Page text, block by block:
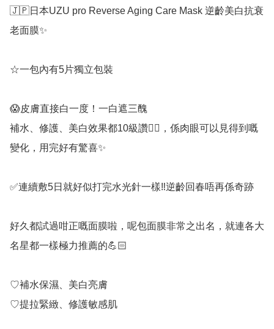
🇯🇵日本UZU pro Reverse Aging Care Mask 逆齡美白抗衰
老面膜✨
☆一包內有5片獨立包裝
😱皮膚直接白一度！一白遮三醜
補水、修護、美白效果都10級讚👍🏻，係肉眼可以見得到嘅
變化，用完好有驚喜✨
✅連續敷5日就好似打完水光針一樣‼️逆齡回春唔再係奇跡
好久都試過咁正嘅面膜啦，呢包面膜非常之出名，就連各大
名星都一樣極力推薦的💪🏻
♡補水保濕、美白亮膚
♡提拉緊緻、修護敏感肌